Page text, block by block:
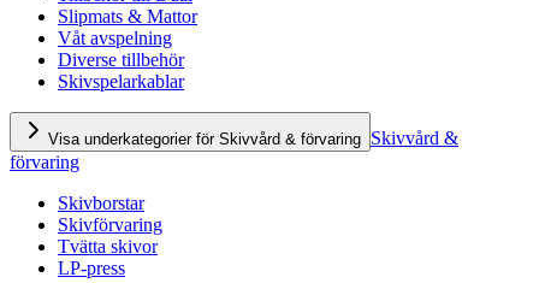
Slipmats & Mattor
Våt avspelning
Diverse tillbehör
Skivspelarkablar
Visa underkategorier för Skivvård & förvaring Skivvård &
förvaring
Skivborstar
Skivförvaring
Tvätta skivor
LP-press